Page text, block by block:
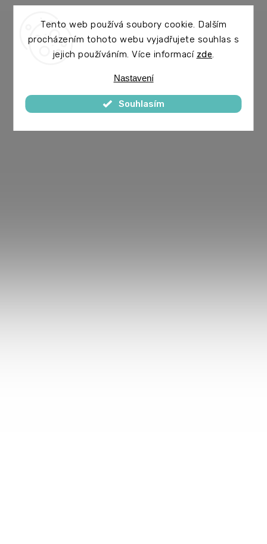
Tento web používá soubory cookie. Dalším
procházením tohoto webu vyjadřujete souhlas s
jejich používáním. Více informací zde.
Nastavení
Souhlasím